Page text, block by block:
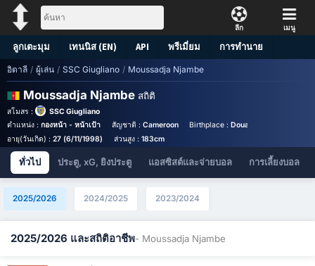
ลีก เมนู
ลูกเตะมุม เทนนิส (EN) API พรีเมี่ยม การทำนาย
อิตาลี / ผู้เล่น / SSC Giugliano / Moussadja Njambe
Moussadja Njambe สถิติ
สโมสร :
SSC Giugliano
ตำแหน่ง : กองหน้า - หน้าเป้า สัญชาติ : Cameroon Birthplace :Douala - Cameroon
อายุ(วันเกิด) : 27 (6/11/1998) ส่วนสูง : 183cm
ทั่วไป ประตู, xG, ยิงประตู แอสซิสต์และจ่ายบอล การเลี้ยงบอล
2025/2026 2024/2025 2023/2024
2025/2026 และสถิติอาชีพ- Moussadja Njambe